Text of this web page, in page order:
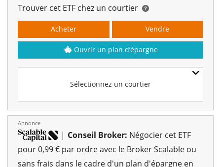
Trouver cet ETF chez un courtier
Sélectionnez un courtier
Acheter Vendre
Ouvrir un plan d’épargne
Annonce
| Conseil Broker: Négocier cet ETF
pour 0,99 € par ordre avec le Broker Scalable ou
sans frais dans le cadre d'un plan d'épargne en